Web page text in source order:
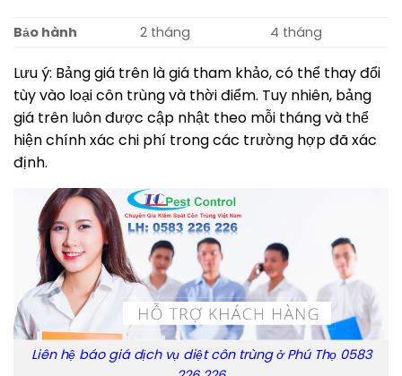
Bảo hành 2 tháng 4 tháng
Lưu ý: Bảng giá trên là giá tham khảo, có thể thay đổi
tùy vào loại côn trùng và thời điểm. Tuy nhiên, bảng
giá trên luôn được cập nhật theo mỗi tháng và thể
hiện chính xác chi phí trong các trường hợp đã xác
định.
Liên hệ báo giá dịch vụ diệt côn trùng ở Phú Thọ 0583